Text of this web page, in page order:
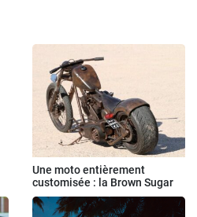
Une moto entièrement
customisée : la Brown Sugar